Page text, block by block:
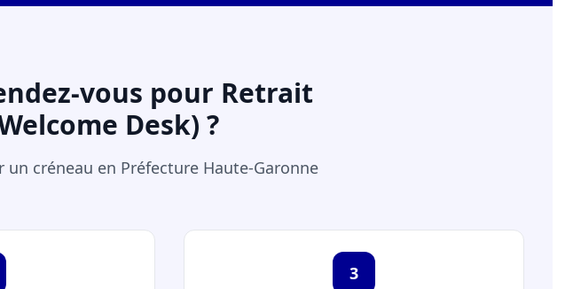
vous pour Retrait
Desk) ?
créneau en Préfecture Haute-Garonne
3